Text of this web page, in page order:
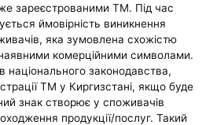
зареєстрованими ТМ. Під час
ймовірність виникнення
яка зумовлена схожістю
комерційними символами.
національного законодавства,
ТМ у Киргизстані, якщо буде
знак створює у споживачів
продукції/послуг. Такий